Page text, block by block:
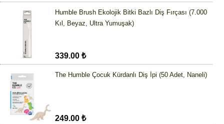
Humble Brush Ekolojik Bitki Bazlı Diş Fırçası (7.000
Kıl, Beyaz, Ultra Yumuşak)
339.00 ₺
The Humble Çocuk Kürdanlı Diş İpi (50 Adet, Naneli)
249.00 ₺